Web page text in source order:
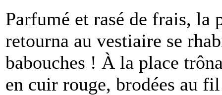
Parfumé et rasé de frais, la
retourna au vestiaire se
babouches ! À la place
en cuir rouge, brodées au fil